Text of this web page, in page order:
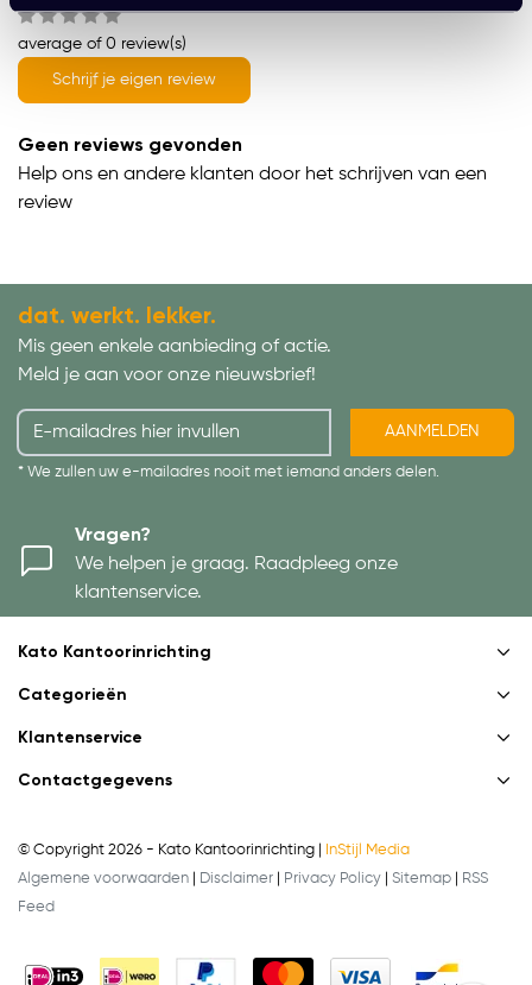
average of 0 review(s)
Schrijf je eigen review
Geen reviews gevonden
Help ons en andere klanten door het schrijven van een
review
dat. werkt. lekker.
Mis geen enkele aanbieding of actie.
Meld je aan voor onze nieuwsbrief!
AANMELDEN
* We zullen uw e-mailadres nooit met iemand anders delen.
Vragen?
We helpen je graag. Raadpleeg onze
klantenservice.
Kato Kantoorinrichting
Categorieën
Klantenservice
Contactgegevens
© Copyright 2026 - Kato Kantoorinrichting |
InStijl Media
Algemene voorwaarden
Disclaimer Privacy Policy Sitemap
RSS
Feed